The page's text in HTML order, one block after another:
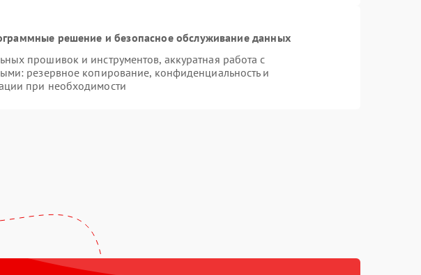
решение и безопасное обслуживание данных
прошивок и инструментов, аккуратная работа с
резервное копирование, конфиденциальность и
при необходимости